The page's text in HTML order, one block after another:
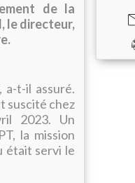
de la
le directeur,
a-t-il assuré.
suscité chez
2023. Un
la mission
était servi le